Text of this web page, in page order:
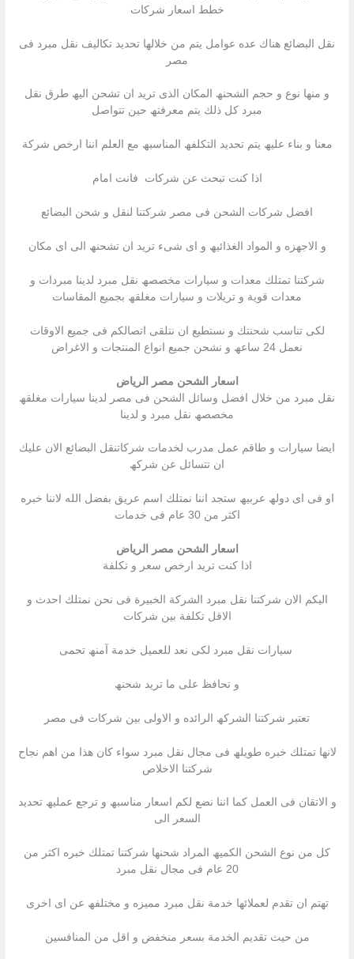
خطط اسعار شركات
نقل البضائع ھناك عده عوامل یتم من خلالھا تحدید تكالیف نقل مبرد فى
مصر
و منھا نوع و حجم الشحنھ المكان الذى ترید ان تشحن الیھ طرق نقل
مبرد كل ذلك یتم معرفتھ حین تتواصل
معنا و بناء علیھ یتم تحدید التكلفھ المناسبھ مع العلم اننا ارخص شركة
اذا كنت تبحث عن شركات فانت امام
افضل شركات الشحن فى مصر شركتنا لنقل و شحن البضائع
و الاجھزه و المواد الغذائیھ و اى شىء ترید ان تشحنھ الى اى مكان
شركتنا تمتلك معدات و سیارات مخصصھ نقل مبرد لدینا مبردات و
معدات قویة و تریلات و سیارات مغلقھ بجمیع المقاسات
لكى تناسب شحنتك و نستطیع ان نتلقى اتصالكم فى جمیع الاوقات
نعمل 24 ساعھ و نشحن جمیع انواع المنتجات و الاغراض
اسعار الشحن مصر الرياض
نقل مبرد من خلال افضل وسائل الشحن فى مصر لدینا سیارات مغلقھ
مخصصھ نقل مبرد و لدینا
ایضا سیارات و طاقم عمل مدرب لخدمات شركاتنقل البضائع الان علیك
ان تتسائل عن شركھ
او فى اى دولھ عربیھ ستجد اننا نمتلك اسم عریق بفضل الله لاننا خبره
اكثر من 30 عام فى خدمات
اسعار الشحن مصر الرياض
اذا كنت ترید ارخص سعر و تكلفة
الیكم الان شركتنا نقل مبرد الشركة الخبیرة فى نحن نمتلك احدث و
الاقل تكلفة بین شركات
سیارات نقل مبرد لكى نعد للعمیل خدمة آمنھ تحمى
و تحافظ على ما ترید شحنھ
تعتبر شركتنا الشركھ الرائده و الاولى بین شركات فى مصر
لانھا تمتلك خبره طویلھ فى مجال نقل مبرد سواء كان ھذا من اھم نجاح
شركتنا الاخلاص
و الاتقان فى العمل كما اننا نضع لكم اسعار مناسبھ و ترجع عملیھ تحدید
السعر الى
كل من نوع الشحن الكمیھ المراد شحنھا شركتنا تمتلك خبره اكثر من
20 عام فى مجال نقل مبرد
تھتم ان تقدم لعملائھا خدمة نقل مبرد ممیزه و مختلفھ عن اى اخرى
من حیث تقدیم الخدمة بسعر منخفض و اقل من المنافسین